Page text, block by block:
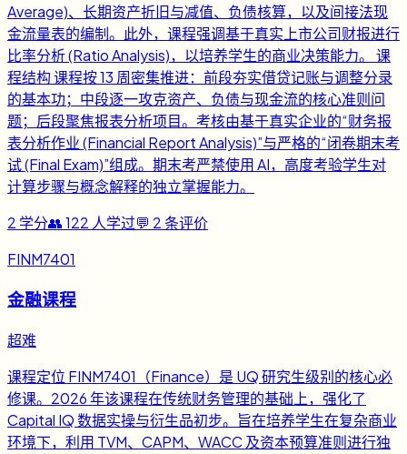
Average)、长期资产折旧与减值、负债核算，以及间接法现
金流量表的编制。此外，课程强调基于真实上市公司财报进行
比率分析 (Ratio Analysis)，以培养学生的商业决策能力。 课
程结构 课程按 13 周密集推进：前段夯实借贷记账与调整分录
的基本功；中段逐一攻克资产、负债与现金流的核心准则问
题；后段聚焦报表分析项目。考核由基于真实企业的“财务报
表分析作业 (Financial Report Analysis)”与严格的“闭卷期末考
试 (Final Exam)”组成。期末考严禁使用 AI，高度考验学生对
计算步骤与概念解释的独立掌握能力。
2 学分👥122 人学过💬 2条评价
FINM7401
金融课程
超难
课程定位 FINM7401（Finance）是 UQ 研究生级别的核心必
修课。2026 年该课程在传统财务管理的基础上，强化了
Capital IQ 数据实操与衍生品初步。旨在培养学生在复杂商业
环境下，利用 TVM、CAPM、WACC 及资本预算准则进行独